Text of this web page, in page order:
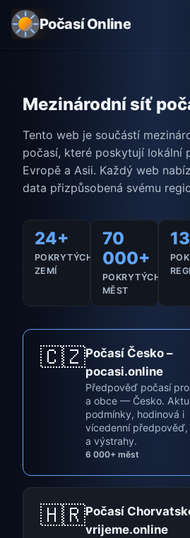
Počasí Online
Mezinárodní síť
Tento web je součástí
počasí, které poskytují lokální
Evropě a Asii. Každý web
data přizpůsobená svému
24+
POKRYTÝCH
ZEMÍ
70
000+
POKRYTÝCH
MĚST
🇨🇿Počasí Česko –
pocasi.online
Předpověď počasí
a obce — Česko.
podmínky, hodinová i
vícedenní předpověď,
a výstrahy.
6 000+ měst
🇭🇷Počasí
vrijeme.online